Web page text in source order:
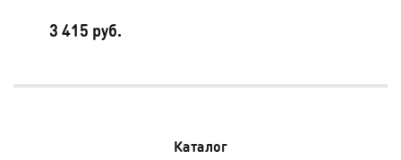
3 415 руб.
Каталог